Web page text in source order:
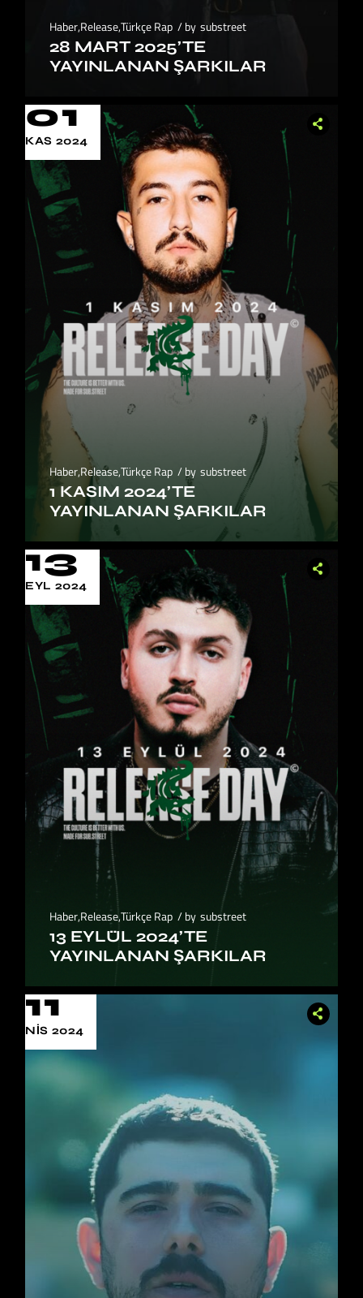
Haber,Release,Türkçe Rap by substreet
28 MART 2025’TE
YAYINLANAN ŞARKILAR
01
KAS 2024
Haber,Release,Türkçe Rap by substreet
1 KASIM 2024’TE
YAYINLANAN ŞARKILAR
13
EYL 2024
Haber,Release,Türkçe Rap by substreet
13 EYLÜL 2024’TE
YAYINLANAN ŞARKILAR
11
NIS 2024